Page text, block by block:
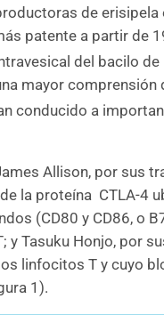
de
patente a partir de
del bacilo de
mayor
conducido a
Allison, por sus
la proteína CTLA-4
(CD80 y CD86, o
Tasuku Honjo, por
linfocitos T y cuyo
1).